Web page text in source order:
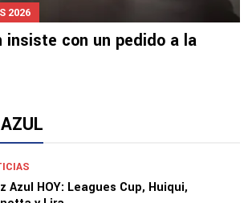
2026
insiste con un pedido a la
Azul HOY: Leagues Cup, Huiqui,